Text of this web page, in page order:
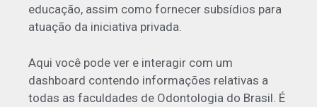
educação, assim como fornecer subsídios para
atuação da iniciativa privada.
Aqui você pode ver e interagir com um
dashboard contendo informações relativas a
todas as faculdades de Odontologia do Brasil. É